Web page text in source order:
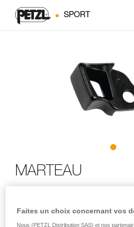
SPORT
MARTEAU
Faites un choix concernant vos
Nous (PETZL Distribution SAS) et nos